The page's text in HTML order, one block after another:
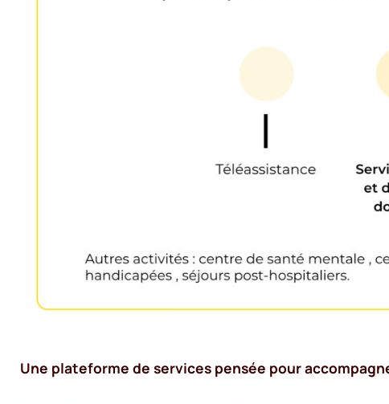
Une plateforme de services pensée pour